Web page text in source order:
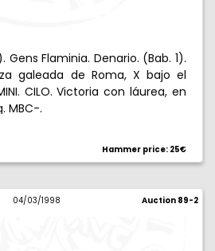
Flaminia. Denario. (Bab. 1).
galeada de Roma, X bajo el
CILO. Victoria con láurea, en
MBC-.
Hammer price: 25€
04/03/1998 Auction 89-2